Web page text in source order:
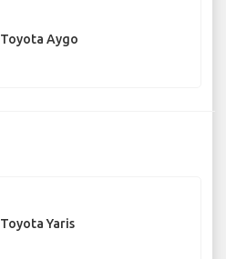
Toyota Aygo
Toyota Yaris